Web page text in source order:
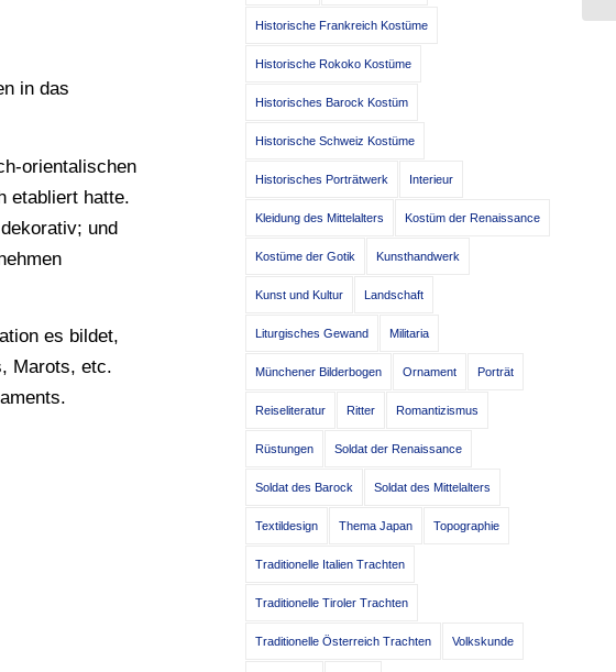
in das
orientalischen
etabliert hatte.
und
es bildet,
Marots, etc.
Historische Frankreich Kostüme
Historische Rokoko Kostüme
Historisches Barock Kostüm
Historische Schweiz Kostüme
Historisches Porträtwerk Interieur
Kleidung des Mittelalters Kostüm der Renaissance
Kostüme der Gotik Kunsthandwerk
Kunst und Kultur Landschaft
Liturgisches Gewand Militaria
Münchener Bilderbogen Ornament Porträt
Reiseliteratur Ritter Romantizismus
Rüstungen Soldat der Renaissance
Soldat des Barock Soldat des Mittelalters
Textildesign Thema Japan Topographie
Traditionelle Italien Trachten
Traditionelle Tiroler Trachten
Traditionelle Österreich Trachten Volkskunde